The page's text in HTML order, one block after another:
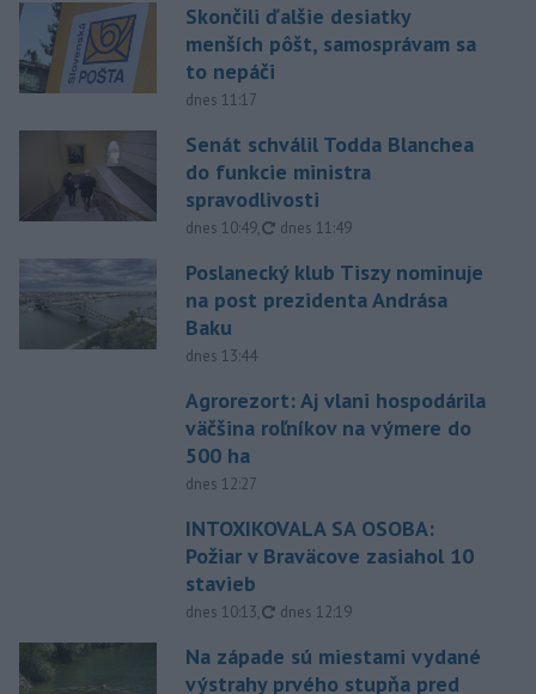
Skončili ďalšie desiatky
menších pôšt, samosprávam sa
to nepáči
dnes 11:17
Senát schválil Todda Blanchea
do funkcie ministra
spravodlivosti
dnes 10:49, aktualizované
dnes 11:49
Poslanecký klub Tiszy nominuje
na post prezidenta Andrása
Baku
dnes 13:44
Agrorezort: Aj vlani hospodárila
väčšina roľníkov na výmere do
500 ha
dnes 12:27
INTOXIKOVALA SA OSOBA:
Požiar v Braväcove zasiahol 10
stavieb
dnes 10:13, aktualizované
dnes 12:19
Na západe sú miestami vydané
výstrahy prvého stupňa pred